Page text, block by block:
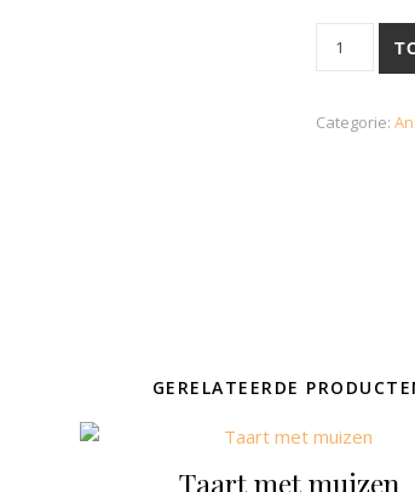
Kampvuur
Categorie:
GERELATEERDE
Taart met muizen